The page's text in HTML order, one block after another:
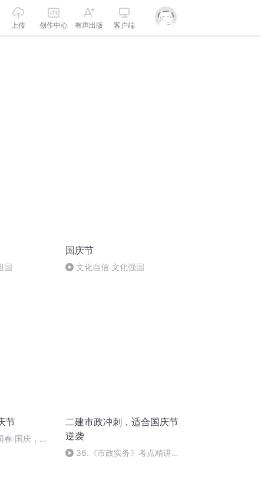
上传 创作中心 有声出版 客户端
国
国庆节
文化自信 文化强国
节
·国庆，朗
二建市政冲刺，适合国庆节
逆袭
36.《市政实务》考点精讲第